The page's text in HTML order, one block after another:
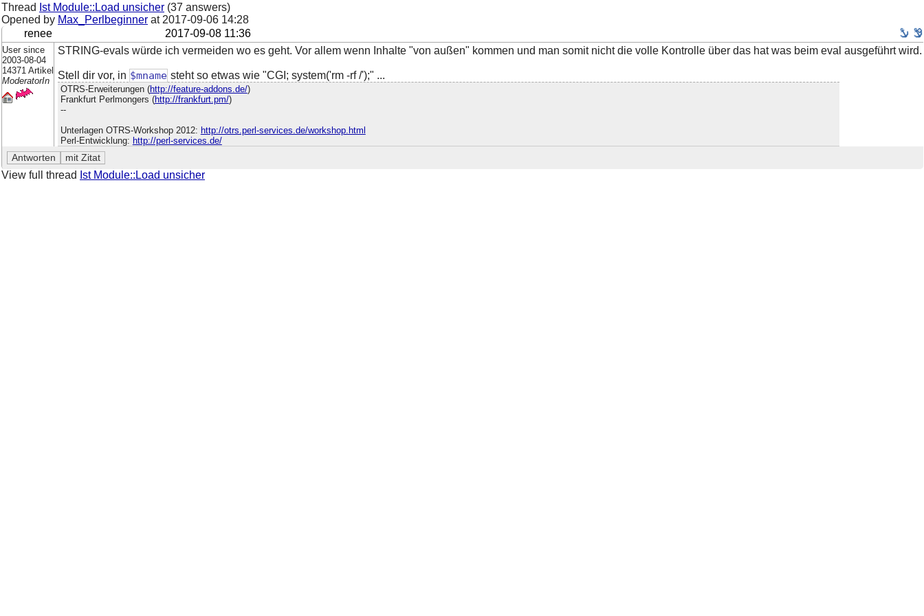
Thread Ist Module::Load unsicher (37 answers)
Opened by Max_Perlbeginner at 2017-09-06 14:28
renee
2017-09-08 11:36
User since
2003-08-04
14371 Artikel
ModeratorIn
STRING-evals würde ich vermeiden wo es geht. Vor allem wenn Inhalte "von außen" kommen und man somit nicht die volle Kontrolle über das hat was beim eval ausgeführt wird.
Stell dir vor, in $mname steht so etwas wie "CGI; system('rm -rf /');" ...
OTRS-Erweiterungen (http://feature-addons.de/)
Frankfurt Perlmongers (http://frankfurt.pm/)
--
Unterlagen OTRS-Workshop 2012: http://otrs.perl-services.de/workshop.html
Perl-Entwicklung: http://perl-services.de/
View full thread Ist Module::Load unsicher